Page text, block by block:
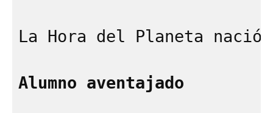
La Hora del Planeta
Alumno aventajado